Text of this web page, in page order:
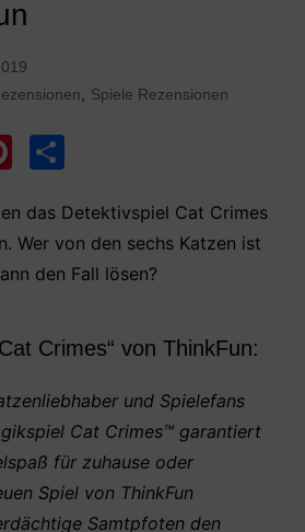
Spiele Rezensionen
Pi
er
e
st
T
le
n
das Detektivspiel Cat Crimes
Wer von den sechs Katzen ist
den Fall lösen?
Crimes“ von ThinkFun:
und Spielefans
Cat Crimes™ garantiert
für zuhause oder
Spiel von ThinkFun
Samtpfoten den